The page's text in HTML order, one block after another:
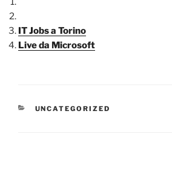
IT Jobs a Torino
Live da Microsoft
CATEGORIE
UNCATEGORIZED